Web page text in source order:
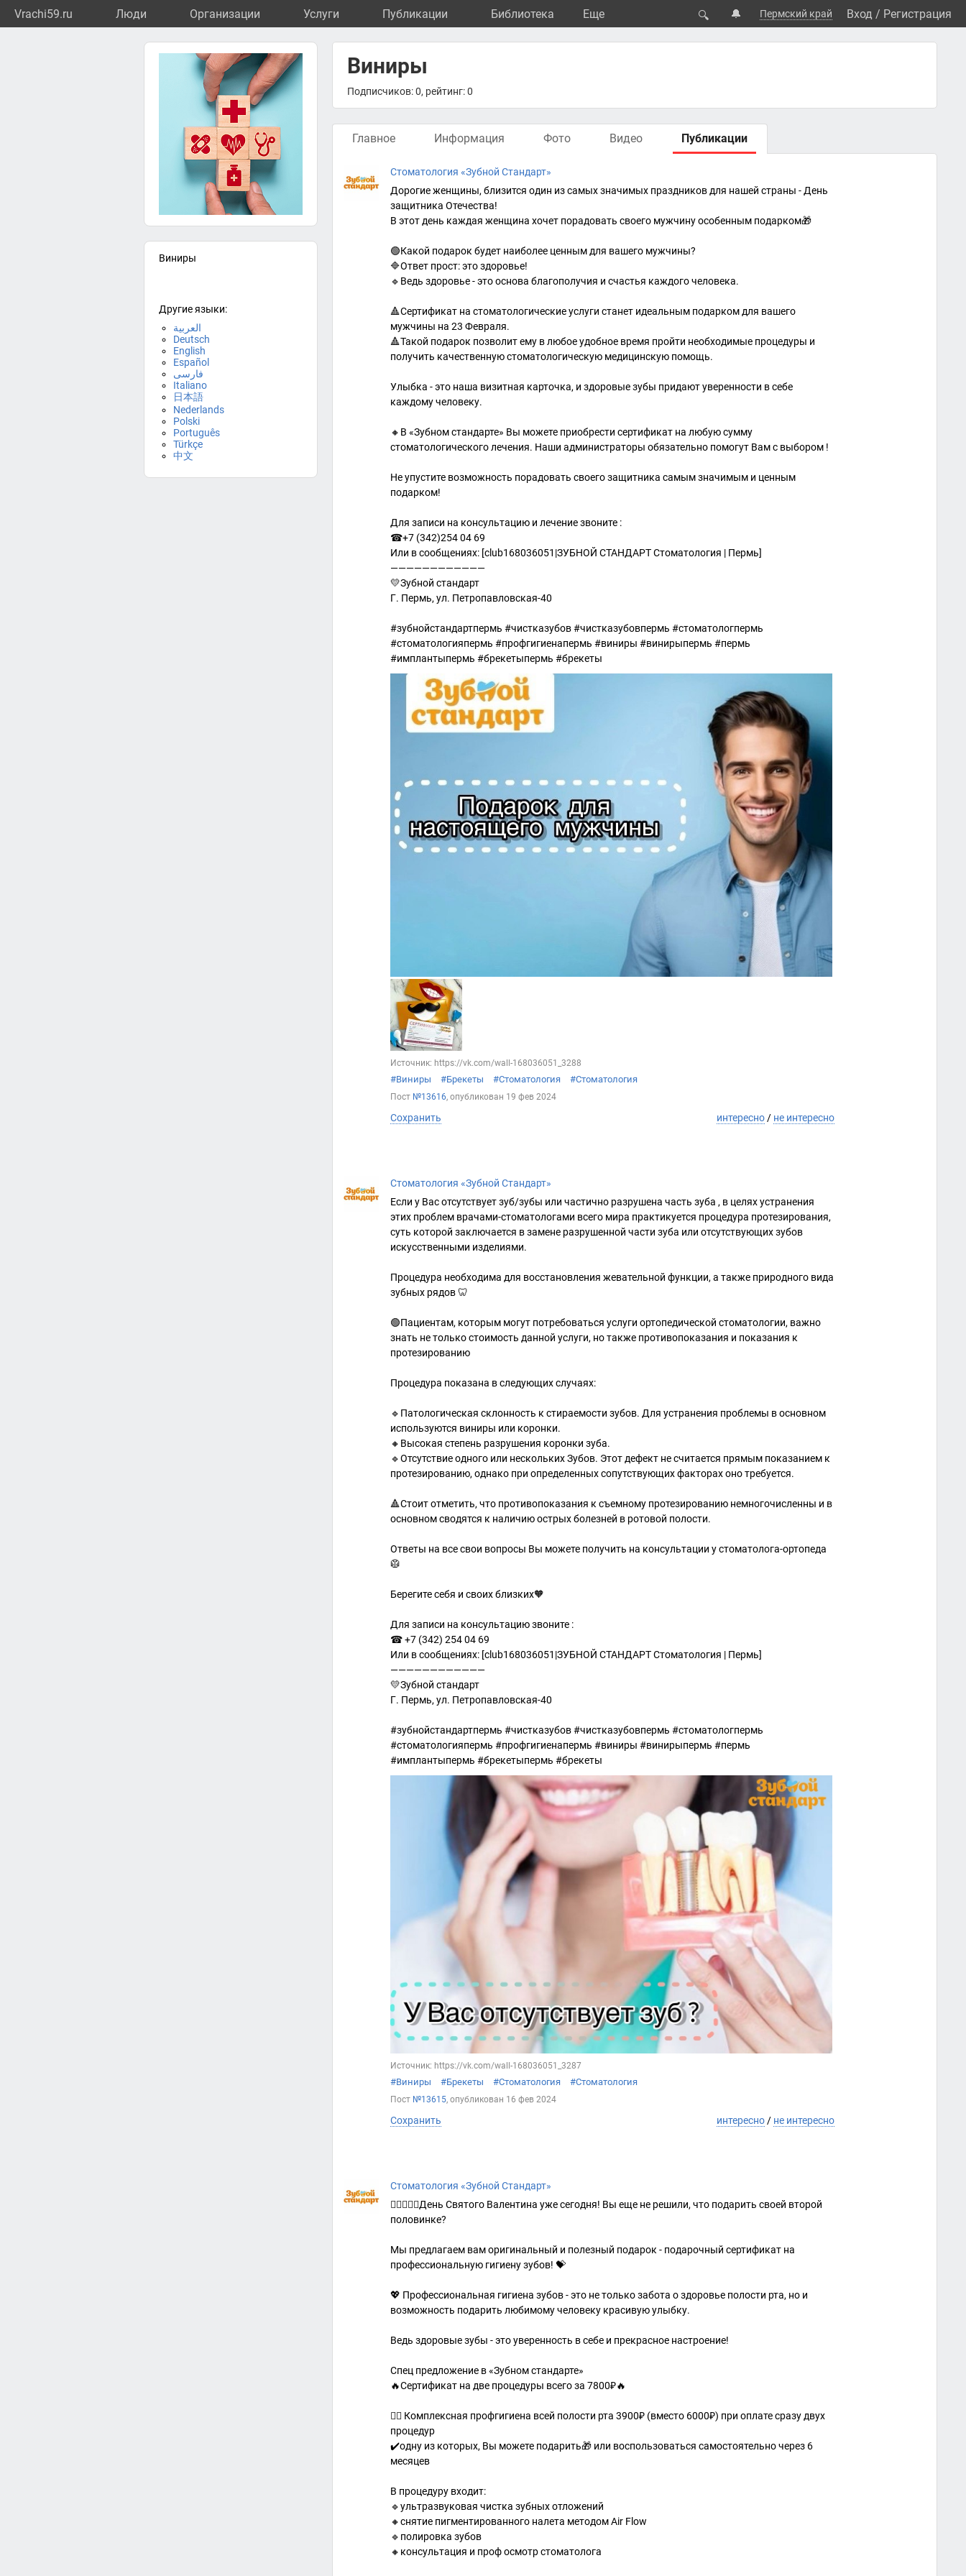
Vrachi59.ru Люди Организации Услуги Публикации Библиотека Eще 🔍 🔔 Пермский край Вход / Регистрация
Виниры
Другие языки:
العربية
Deutsch
English
Español
فارسی
Italiano
日本語
Nederlands
Polski
Português
Türkçe
中文
Виниры
Подписчиков: 0, рейтинг: 0
Главное Информация Фото Видео Публикации
Стоматология «Зубной Стандарт»
Дорогие женщины, близится один из самых значимых праздников для нашей страны - День
защитника Отечества!
В этот день каждая женщина хочет порадовать своего мужчину особенным подарком🎁
🟢Какой подарок будет наиболее ценным для вашего мужчины?
🔷Ответ прост: это здоровье!
🔹Ведь здоровье - это основа благополучия и счастья каждого человека.
🔺Сертификат на стоматологические услуги станет идеальным подарком для вашего
мужчины на 23 Февраля.
🔺Такой подарок позволит ему в любое удобное время пройти необходимые процедуры и
получить качественную стоматологическую медицинскую помощь.
Улыбка - это наша визитная карточка, и здоровые зубы придают уверенности в себе
каждому человеку.
🔸В «Зубном стандарте» Вы можете приобрести сертификат на любую сумму
стоматологического лечения. Наши администраторы обязательно помогут Вам с выбором !
Не упустите возможность порадовать своего защитника самым значимым и ценным
подарком!
Для записи на консультацию и лечение звоните :
☎+7 (342)254 04 69
Или в сообщениях: [club168036051|ЗУБНОЙ СТАНДАРТ Стоматология | Пермь]
————————————
💛Зубной стандарт
Г. Пермь, ул. Петропавловская-40
#зубнойстандартпермь #чистказубов #чистказубовпермь #стоматологпермь
#стоматологияпермь #профгигиенапермь #виниры #винирыпермь #пермь
#имплантыпермь #брекетыпермь #брекеты
Источник: https://vk.com/wall-168036051_3288
#Виниры #Брекеты #Стоматология #Стоматология
Пост №13616, опубликован 19 фев 2024
Сохранить интересно / не интересно
Стоматология «Зубной Стандарт»
Если у Вас отсутствует зуб/зубы или частично разрушена часть зуба , в целях устранения
этих проблем врачами-стоматологами всего мира практикуется процедура протезирования,
суть которой заключается в замене разрушенной части зуба или отсутствующих зубов
искусственными изделиями.
Процедура необходима для восстановления жевательной функции, а также природного вида
зубных рядов 🦷
🟢Пациентам, которым могут потребоваться услуги ортопедической стоматологии, важно
знать не только стоимость данной услуги, но также противопоказания и показания к
протезированию
Процедура показана в следующих случаях:
🔹Патологическая склонность к стираемости зубов. Для устранения проблемы в основном
используются виниры или коронки.
🔸Высокая степень разрушения коронки зуба.
🔹Отсутствие одного или нескольких Зубов. Этот дефект не считается прямым показанием к
протезированию, однако при определенных сопутствующих факторах оно требуется.
🔺Стоит отметить, что противопоказания к съемному протезированию немногочисленны и в
основном сводятся к наличию острых болезней в ротовой полости.
Ответы на все свои вопросы Вы можете получить на консультации у стоматолога-ортопеда
🥼
Берегите себя и своих близких🧡
Для записи на консультацию звоните :
☎ +7 (342) 254 04 69
Или в сообщениях: [club168036051|ЗУБНОЙ СТАНДАРТ Стоматология | Пермь]
————————————
💛Зубной стандарт
Г. Пермь, ул. Петропавловская-40
#зубнойстандартпермь #чистказубов #чистказубовпермь #стоматологпермь
#стоматологияпермь #профгигиенапермь #виниры #винирыпермь #пермь
#имплантыпермь #брекетыпермь #брекеты
Источник: https://vk.com/wall-168036051_3287
#Виниры #Брекеты #Стоматология #Стоматология
Пост №13615, опубликован 16 фев 2024
Сохранить интересно/ не интересно
Стоматология «Зубной Стандарт»
👩🏻‍❤️‍👨🏼День Святого Валентина уже сегодня! Вы еще не решили, что подарить своей второй
половинке?
Мы предлагаем вам оригинальный и полезный подарок - подарочный сертификат на
профессиональную гигиену зубов! 💝
💖 Профессиональная гигиена зубов - это не только забота о здоровье полости рта, но и
возможность подарить любимому человеку красивую улыбку.
Ведь здоровые зубы - это уверенность в себе и прекрасное настроение!
Спец предложение в «Зубном стандарте»
🔥Сертификат на две процедуры всего за 7800₽🔥
👉🏻 Комплексная профгигиена всей полости рта 3900₽ (вместо 6000₽) при оплате сразу двух
процедур
✔️одну из которых, Вы можете подарить🎁 или воспользоваться самостоятельно через 6
месяцев
В процедуру входит:
🔹ультразвуковая чистка зубных отложений
🔸снятие пигментированного нале‌та методом Air Flow
🔹полировка зубов
🔸консультация и проф осмотр стоматолога